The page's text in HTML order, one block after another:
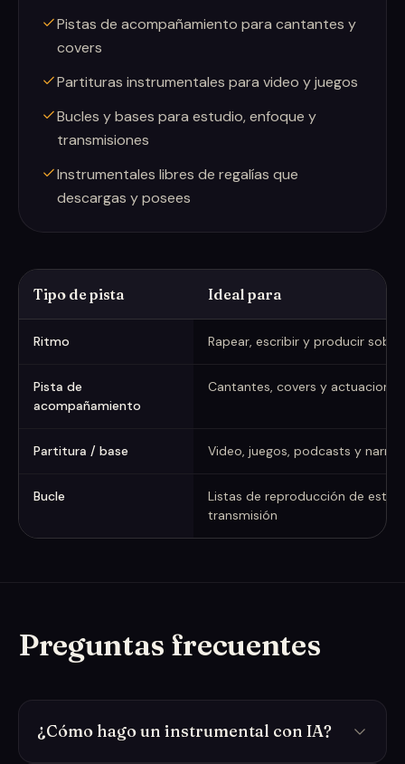
Pistas de acompañamiento para cantantes y
covers
Partituras instrumentales para video y juegos
Bucles y bases para estudio, enfoque y
transmisiones
Instrumentales libres de regalías que
descargas y posees
Tipo de pista Ideal para
Ritmo Rapear, escribir y producir sobre
Pista de
acompañamiento
Cantantes, covers y
Partitura / base Video, juegos, podcasts y
Bucle
Listas de reproducción de
transmisión
Preguntas frecuentes
¿Cómo hago un instrumental con IA?